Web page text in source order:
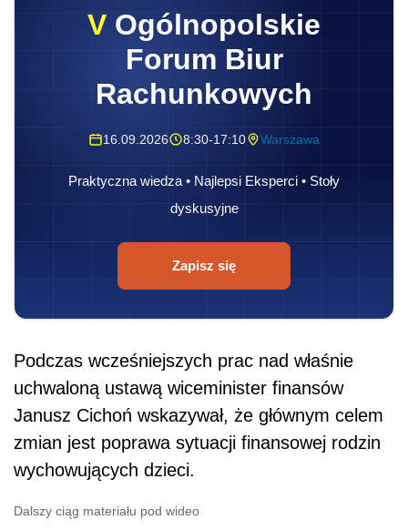
V Ogólnopolskie
Forum Biur
Rachunkowych
16.09.2026 8:30-17:10 Warszawa
Praktyczna wiedza • Najlepsi Eksperci • Stoły
dyskusyjne
Zapisz się
Podczas wcześniejszych prac nad właśnie
uchwaloną ustawą wiceminister finansów
Janusz Cichoń wskazywał, że głównym celem
zmian jest poprawa sytuacji finansowej rodzin
wychowujących dzieci.
Dalszy ciąg materiału pod wideo